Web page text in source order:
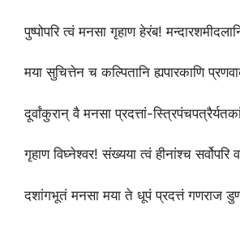
पुष्पोपरि त्वं मनसा गृहाण हेरंब!
मया सुचित्तेन च कल्पितानि ह्यपारकाणि
दूर्वांकुरान् वै मनसा प्रदत्तां-
गृहाण विघ्नेश्वर! संख्यया त्वं हीनांश्च
दशांगभूतं मनसा मया ते धूपं प्रदत्तं गणराज